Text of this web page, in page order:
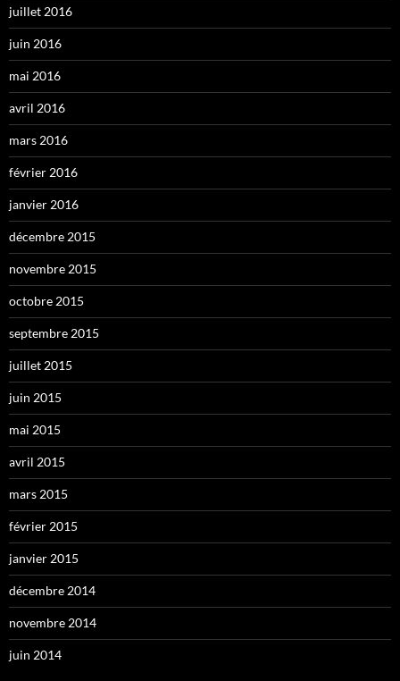
juillet 2016
juin 2016
mai 2016
avril 2016
mars 2016
février 2016
janvier 2016
décembre 2015
novembre 2015
octobre 2015
septembre 2015
juillet 2015
juin 2015
mai 2015
avril 2015
mars 2015
février 2015
janvier 2015
décembre 2014
novembre 2014
juin 2014